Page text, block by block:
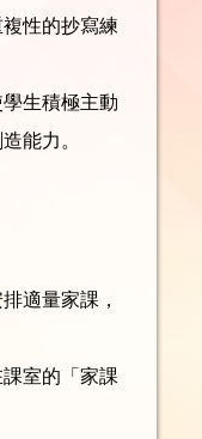
性的抄寫練
生積極主動
能力。
適量家課，
室的「家課